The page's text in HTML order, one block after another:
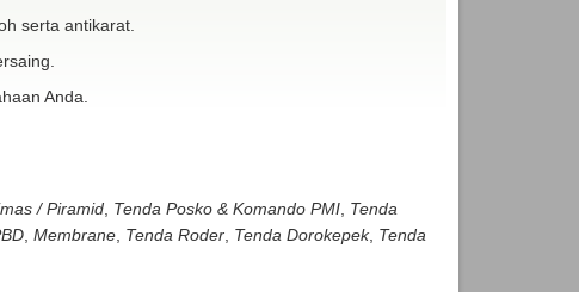
serta antikarat.
Anda.
/ Piramid, Tenda Posko & Komando PMI, Tenda
, Membrane, Tenda Roder, Tenda Dorokepek, Tenda